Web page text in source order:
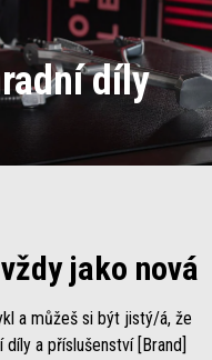
díly
jako nová
a můžeš si být jistý/á, že
a příslušenství [Brand]